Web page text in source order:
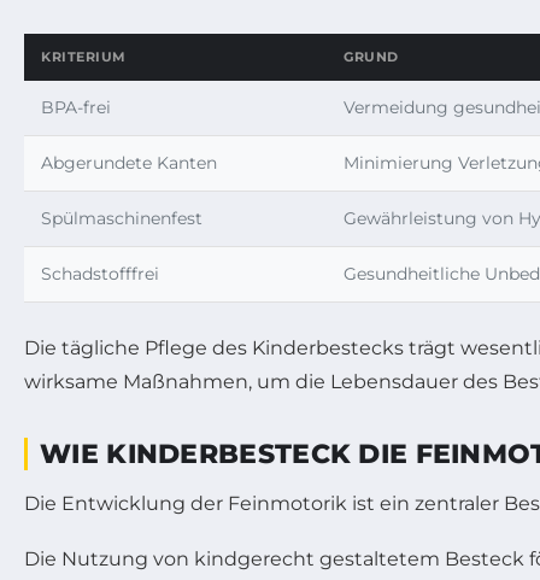
KRITERIUM GRUND
BPA-frei Vermeidung
Abgerundete Kanten Minimierung
Spülmaschinenfest Gewährleistung von
Schadstofffrei Gesundheitliche
Die tägliche Pflege des Kinderbestecks trägt
wirksame Maßnahmen, um die Lebensdauer des
WIE KINDERBESTECK DIE
Die Entwicklung der Feinmotorik ist ein zentraler
Die Nutzung von kindgerecht gestaltetem Besteck